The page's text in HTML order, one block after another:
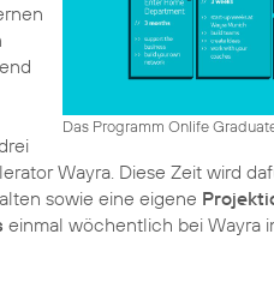
Das Programm Onlife
Wayra. Diese Zeit wird
sowie eine eigene
einmal wöchentlich bei Wayra